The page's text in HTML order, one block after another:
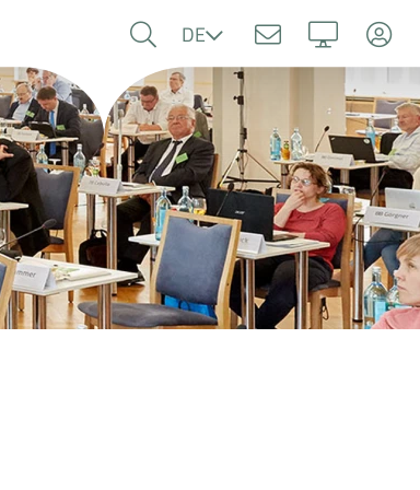
Sprache
DE